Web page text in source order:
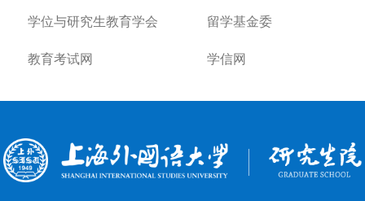
学位与研究生教育学会 留学基金委
教育考试网 学信网